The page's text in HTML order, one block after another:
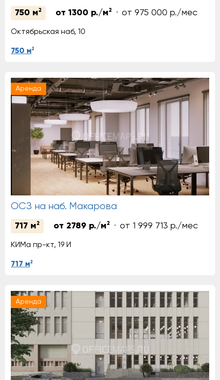
750 м 2 от 1300 р./м 2 от 975 000 р./мес
Октябрьская наб, 10
750 м2
Аренда
ОСЗ на наб. Макарова
717 м 2 от 2789 р./м 2 от 1 999 713 р./мес
КИМа пр-кт, 19 И
717 м2
Аренда